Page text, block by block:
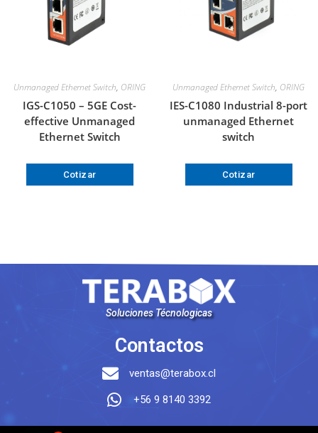
Unmanaged Ethernet Switch, ORING
IGS-C1050 – 5GE Cost-
effective Unmanaged
Ethernet Switch
Cotizar
Unmanaged Ethernet Switch, ORING
IES-C1080 Industrial 8-port
unmanaged Ethernet
switch
Cotizar
Soluciones Técnologicas
Contactos
ventas@terabox.cl
+56 9 8140 3392